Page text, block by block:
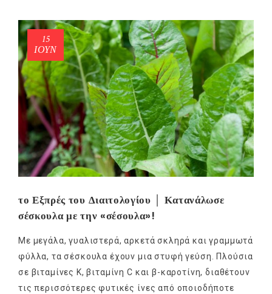
15
ΙΟΎΝ
το Εξπρές του Διαιτολογίου │ Κατανάλωσε
σέσκουλα με την «σέσουλα»!
Με μεγάλα, γυαλιστερά, αρκετά σκληρά και γραμμωτά
φύλλα, τα σέσκουλα έχουν μια στυφή γεύση. Πλούσια
σε βιταμίνες Κ, βιταμίνη C και β-καροτίνη, διαθέτουν
τις περισσότερες φυτικές ίνες από οποιοδήποτε